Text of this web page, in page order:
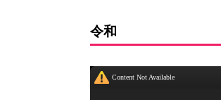
令和